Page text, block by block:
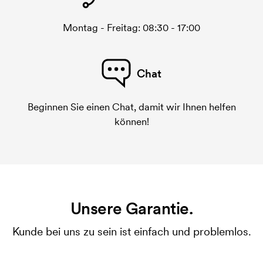
Montag - Freitag: 08:30 - 17:00
Chat
Beginnen Sie einen Chat, damit wir Ihnen helfen
können!
Unsere Garantie.
Kunde bei uns zu sein ist einfach und problemlos.